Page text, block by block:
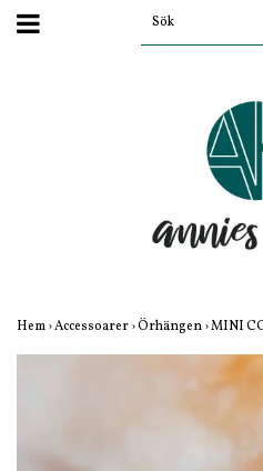
Hem›Accessoarer›Örhängen›MINI